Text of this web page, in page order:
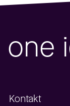
one
Kontakt